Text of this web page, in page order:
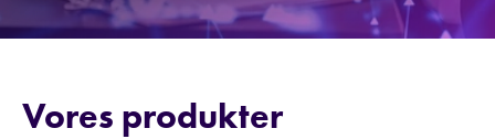
Vores produkter